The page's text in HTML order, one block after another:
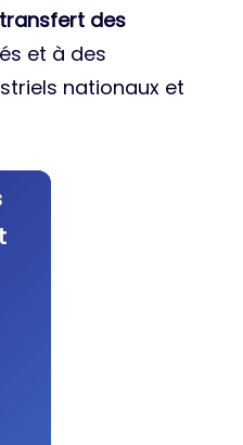
des
et à des
nationaux et